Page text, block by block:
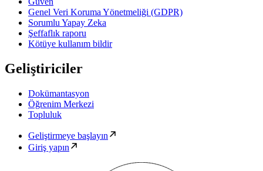
Genel Veri Koruma Yönetmeliği (GDPR)
Sorumlu Yapay Zeka
Şeffaflık raporu
Kötüye kullanım bildir
Geliştiriciler
Dokümantasyon
Öğrenim Merkezi
Topluluk
Geliştirmeye başlayın
Giriş yapın